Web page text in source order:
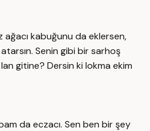
ağacı kabuğunu da eklersen,
Senin gibi bir sarhoş
gitine? Dersin ki lokma ekim
da eczacı. Sen ben bir şey